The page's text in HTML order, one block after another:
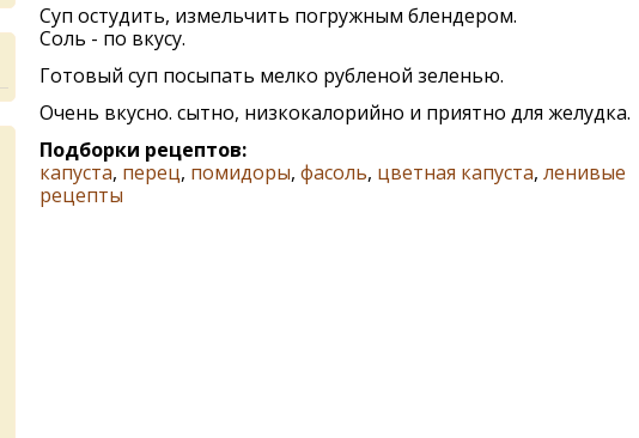
Суп остудить, измельчить погружным блендером.
Соль - по вкусу.
Готовый суп посыпать мелко рубленой зеленью.
Очень вкусно. сытно, низкокалорийно и приятно для желудка.
Подборки рецептов:
капуста, перец, помидоры, фасоль, цветная капуста, ленивые
рецепты